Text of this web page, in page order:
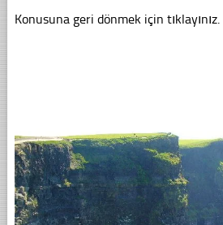
Konusuna geri dönmek için tıklayınız.